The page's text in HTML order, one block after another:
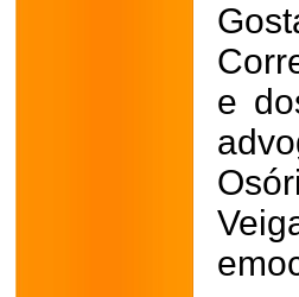
e